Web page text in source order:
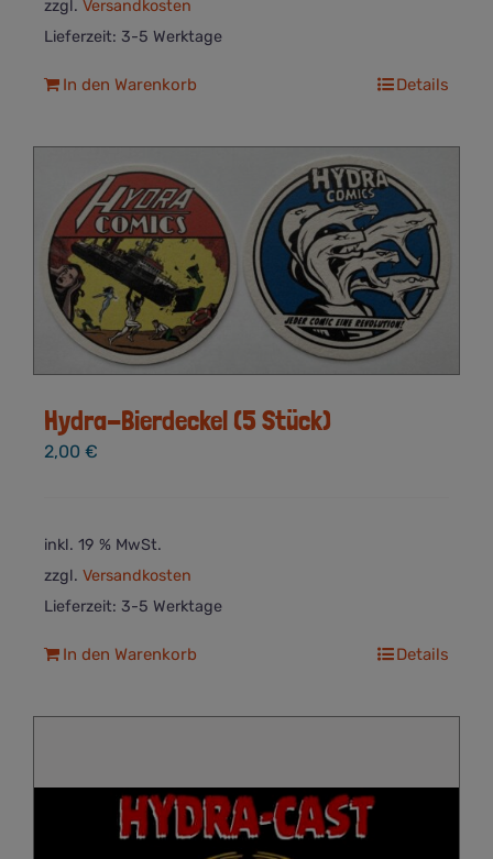
zzgl. Versandkosten
Lieferzeit: 3-5 Werktage
In den Warenkorb Details
Hydra-Bierdeckel (5 Stück)
2,00 €
inkl. 19 % MwSt.
zzgl. Versandkosten
Lieferzeit: 3-5 Werktage
In den Warenkorb Details